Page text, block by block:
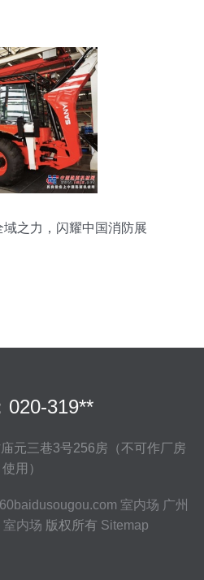
之力，闪耀中国消防展
020-319**
元三巷3号256房（不可作厂房
使用）
室内场 广州
室内场 版权所有 Sitemap